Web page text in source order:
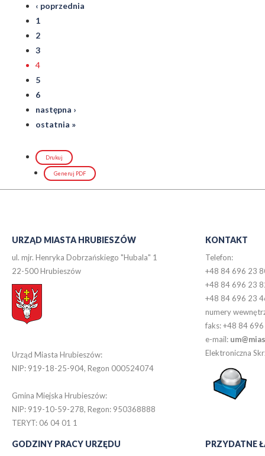
‹ poprzednia
1
2
3
4
5
6
następna ›
ostatnia »
Drukuj
Generuj PDF
URZĄD MIASTA HRUBIESZÓW
ul. mjr. Henryka Dobrzańskiego "Hubala" 1
22-500 Hrubieszów
Urząd Miasta Hrubieszów:
NIP: 919-18-25-904, Regon 000524074
Gmina Miejska Hrubieszów:
NIP: 919-10-59-278, Regon: 950368888
TERYT: 06 04 01 1
KONTAKT
Telefon:
+48 84 696 23
+48 84 696 23
+48 84 696 23
numery
faks: +48 84
e-mail:
Elektroniczna
GODZINY PRACY URZĘDU PRZYDATNE